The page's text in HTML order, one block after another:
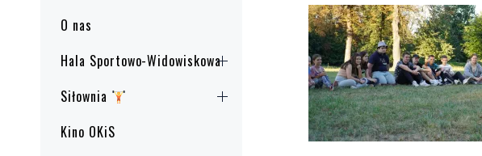
O nas
Hala Sportowo-Widowiskowa
Siłownia
Kino OKiS